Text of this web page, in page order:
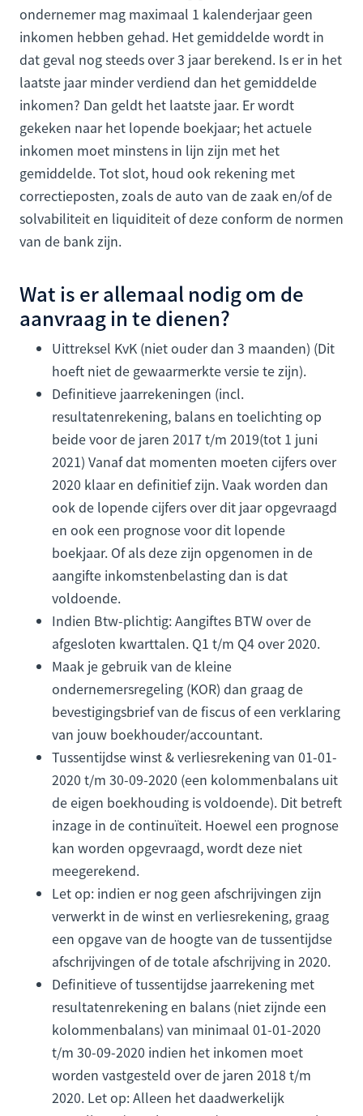
ondernemer mag maximaal 1 kalenderjaar geen
inkomen hebben gehad. Het gemiddelde wordt in
dat geval nog steeds over 3 jaar berekend. Is er in het
laatste jaar minder verdiend dan het gemiddelde
inkomen? Dan geldt het laatste jaar. Er wordt
gekeken naar het lopende boekjaar; het actuele
inkomen moet minstens in lijn zijn met het
gemiddelde. Tot slot, houd ook rekening met
correctieposten, zoals de auto van de zaak en/of de
solvabiliteit en liquiditeit of deze conform de normen
van de bank zijn.
Wat is er allemaal nodig om de
aanvraag in te dienen?
Uittreksel KvK (niet ouder dan 3 maanden) (Dit
hoeft niet de gewaarmerkte versie te zijn).
Definitieve jaarrekeningen (incl.
resultatenrekening, balans en toelichting op
beide voor de jaren 2017 t/m 2019(tot 1 juni
2021) Vanaf dat momenten moeten cijfers over
2020 klaar en definitief zijn. Vaak worden dan
ook de lopende cijfers over dit jaar opgevraagd
en ook een prognose voor dit lopende
boekjaar. Of als deze zijn opgenomen in de
aangifte inkomstenbelasting dan is dat
voldoende.
Indien Btw-plichtig: Aangiftes BTW over de
afgesloten kwarttalen. Q1 t/m Q4 over 2020.
Maak je gebruik van de kleine
ondernemersregeling (KOR) dan graag de
bevestigingsbrief van de fiscus of een verklaring
van jouw boekhouder/accountant.
Tussentijdse winst & verliesrekening van 01-01-
2020 t/m 30-09-2020 (een kolommenbalans uit
de eigen boekhouding is voldoende). Dit betreft
inzage in de continuïteit. Hoewel een prognose
kan worden opgevraagd, wordt deze niet
meegerekend.
Let op: indien er nog geen afschrijvingen zijn
verwerkt in de winst en verliesrekening, graag
een opgave van de hoogte van de tussentijdse
afschrijvingen of de totale afschrijving in 2020.
Definitieve of tussentijdse jaarrekening met
resultatenrekening en balans (niet zijnde een
kolommenbalans) van minimaal 01-01-2020
t/m 30-09-2020 indien het inkomen moet
worden vastgesteld over de jaren 2018 t/m
2020. Let op: Alleen het daadwerkelijk